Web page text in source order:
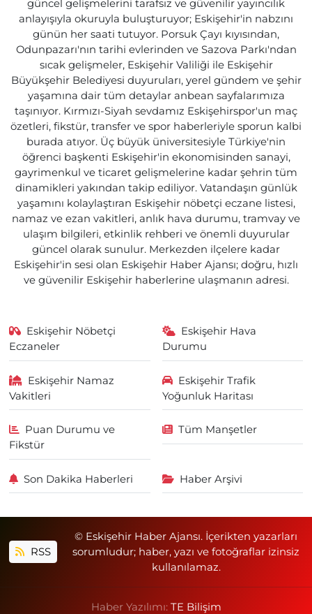
güncel gelişmelerini tarafsız ve güvenilir yayıncılık
anlayışıyla okuruyla buluşturuyor; Eskişehir'in nabzını
günün her saati tutuyor. Porsuk Çayı kıyısından,
Odunpazarı'nın tarihi evlerinden ve Sazova Parkı'ndan
sıcak gelişmeler, Eskişehir Valiliği ile Eskişehir
Büyükşehir Belediyesi duyuruları, yerel gündem ve şehir
yaşamına dair tüm detaylar anbean sayfalarımıza
taşınıyor. Kırmızı-Siyah sevdamız Eskişehirspor'un maç
özetleri, fikstür, transfer ve spor haberleriyle sporun kalbi
burada atıyor. Üç büyük üniversitesiyle Türkiye'nin
öğrenci başkenti Eskişehir'in ekonomisinden sanayi,
gayrimenkul ve ticaret gelişmelerine kadar şehrin tüm
dinamikleri yakından takip ediliyor. Vatandaşın günlük
yaşamını kolaylaştıran Eskişehir nöbetçi eczane listesi,
namaz ve ezan vakitleri, anlık hava durumu, tramvay ve
ulaşım bilgileri, etkinlik rehberi ve önemli duyurular
güncel olarak sunulur. Merkezden ilçelere kadar
Eskişehir'in sesi olan Eskişehir Haber Ajansı; doğru, hızlı
ve güvenilir Eskişehir haberlerine ulaşmanın adresi.
Eskişehir Nöbetçi
Eczaneler
Eskişehir Hava
Durumu
Eskişehir Namaz
Vakitleri
Eskişehir Trafik
Yoğunluk Haritası
Puan Durumu ve
Fikstür
Tüm Manşetler
Son Dakika Haberleri Haber Arşivi
RSS
© Eskişehir Haber Ajansı. İçerikten yazarları
sorumludur; haber, yazı ve fotoğraflar izinsiz
kullanılamaz.
Haber Yazılımı: TE Bilişim